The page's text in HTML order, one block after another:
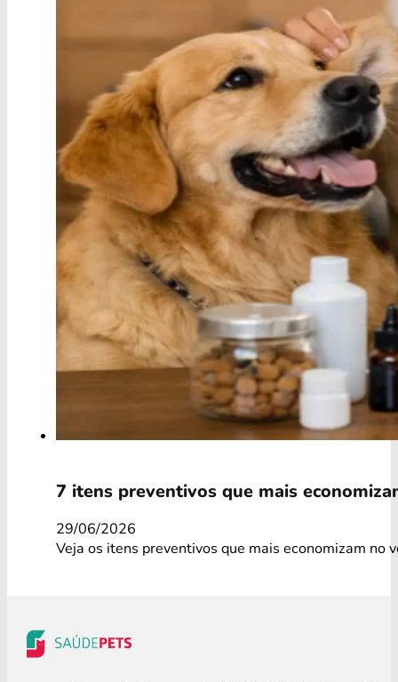
7 itens preventivos que mais
29/06/2026
Veja os itens preventivos que mais economizam